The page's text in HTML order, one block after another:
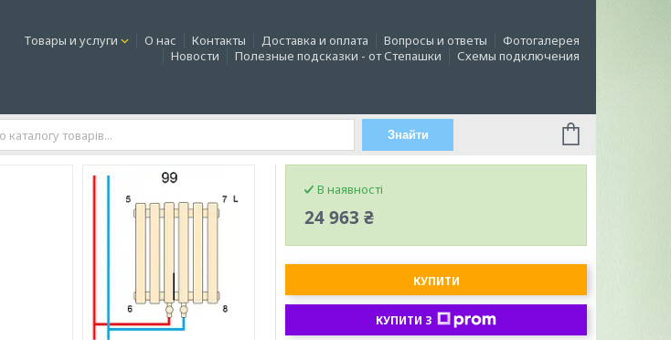
Товары и услуги О нас Контакты Доставка и оплата Вопросы и ответы
Фотогалерея
Новости
Полезные подсказки - от Степашки Схемы подключения
Знайти
В наявності
24 963 ₴
КУПИТИ
КУПИТИ З